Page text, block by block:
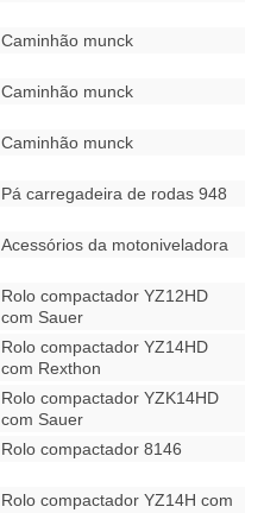
Caminhão munck
Caminhão munck
Caminhão munck
Pá carregadeira de rodas 948
Acessórios da motoniveladora
Rolo compactador YZ12HD
com Sauer
Rolo compactador YZ14HD
com Rexthon
Rolo compactador YZK14HD
com Sauer
Rolo compactador 8146
Rolo compactador YZ14H com